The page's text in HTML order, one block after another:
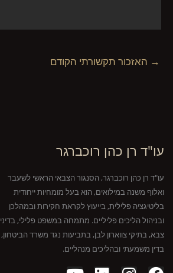
→ האזכור תקשורתי הקודם
עו"ד רן כהן רוכברגר
עו"ד רן כהן רוכברגר, הסנגור הצבאי הראשי לשעבר
ואלוף משנה במילואים, הוא בעל מומחיות ייחודית
בליטיגציה פלילית, בייעוץ לקראת חקירות ובמהלכן
ובניהול הליכים פליליים. מתמחה במשפט פלילי, בדיני
צבא, בתיקי צווארון לבן, בתביעות נגד משרד הביטחון,
בדין משמעתי ובהליכים מנהליים.